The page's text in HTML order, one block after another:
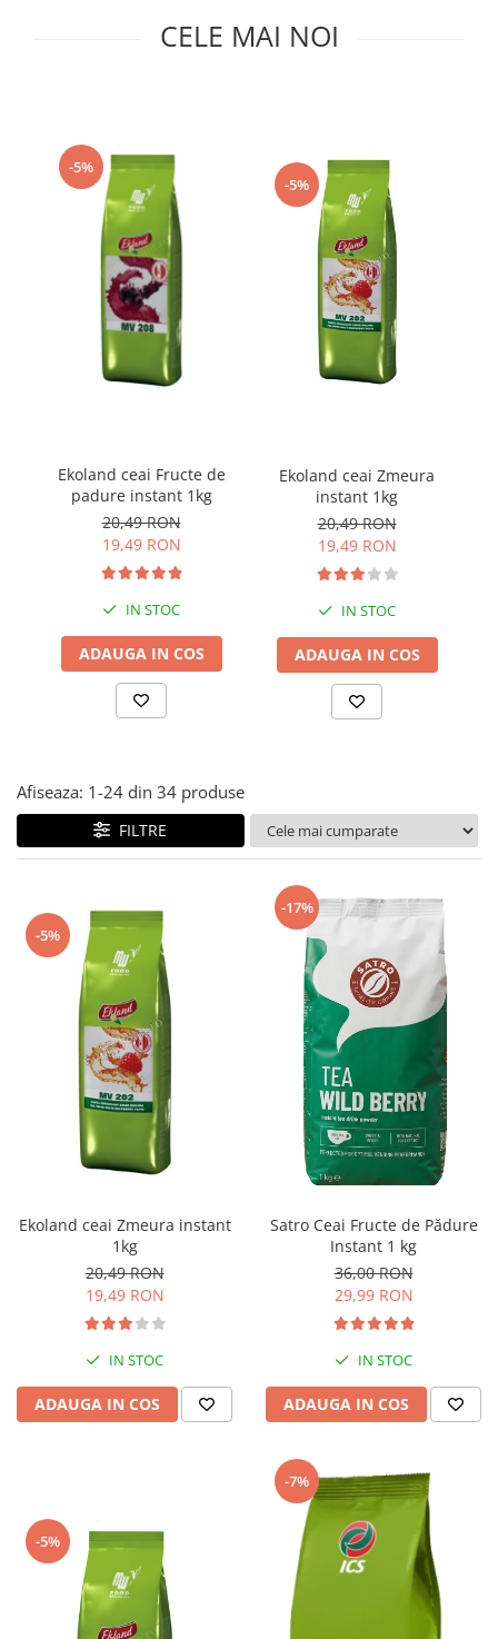
CELE MAI NOI
-5%
Ekoland ceai Fructe de
padure instant 1kg
20,49 RON
19,49 RON
IN STOC
ADAUGA IN COS
-5%
Ekoland ceai Zmeura
instant 1kg
20,49 RON
19,49 RON
IN STOC
ADAUGA IN COS
Afiseaza: 1-24 din 34 produse
FILTRE
-5%
Ekoland ceai Zmeura instant
1kg
20,49 RON
19,49 RON
IN STOC
ADAUGA IN COS
-17%
Satro Ceai Fructe de Pădure
Instant 1 kg
36,00 RON
29,99 RON
IN STOC
ADAUGA IN COS
-5%
-7%